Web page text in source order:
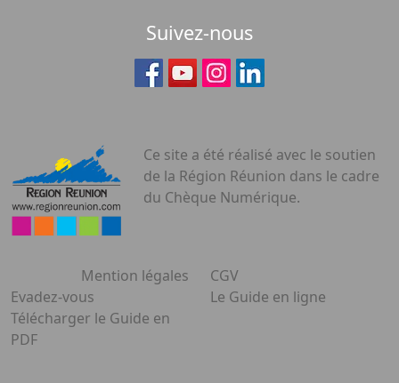
Suivez-nous
Ce site a été réalisé avec le soutien
de la Région Réunion dans le cadre
du Chèque Numérique.
Mention légales
CGV
Evadez-vous
Le Guide en ligne
Télécharger le Guide en
PDF